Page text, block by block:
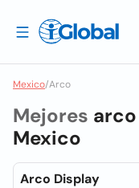
Mexico/Arco
Mejores arco
Mexico
Arco Display